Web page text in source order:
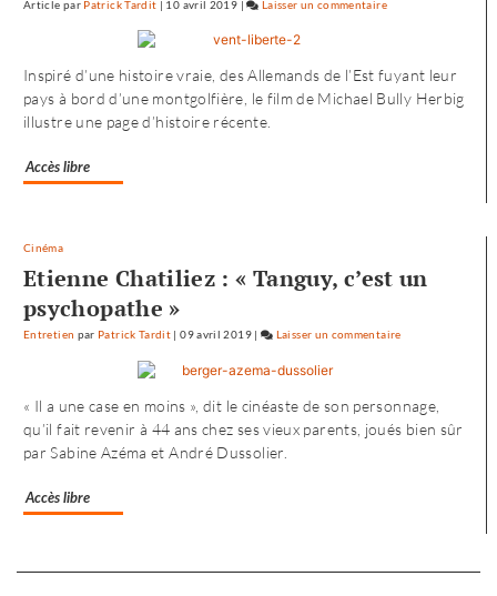
Article par Patrick Tardit | 10 avril 2019 | Laisser un commentaireon
l’Ouest
de
Inspiré d’une histoire vraie, des Allemands de l’Est fuyant leur
pays à bord d’une montgolfière, le film de Michael Bully Herbig
illustre une page d’histoire récente.
Accès libre
Cinéma
Etienne Chatiliez : « Tanguy, c’est un
psychopathe »
Entretien par Patrick Tardit |09 avril 2019| Laisser un commentaire
l’Ouest
de
« Il a une case en moins », dit le cinéaste de son personnage,
qu’il fait revenir à 44 ans chez ses vieux parents, joués bien sûr
par Sabine Azéma et André Dussolier.
Accès libre
Separateur